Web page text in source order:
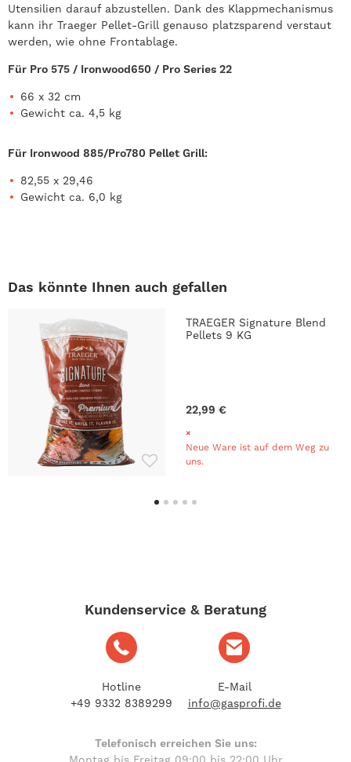
Utensilien darauf abzustellen. Dank des Klappmechanismus
kann ihr Traeger Pellet-Grill genauso platzsparend verstaut
werden, wie ohne Frontablage.
Für Pro 575 / Ironwood650 / Pro Series 22
66 x 32 cm
Gewicht ca. 4,5 kg
Für Ironwood 885/Pro780 Pellet Grill:
82,55 x 29,46
Gewicht ca. 6,0 kg
Das könnte Ihnen auch gefallen
TRAEGER Signature Blend
Pellets 9 KG
22,99 €
Neue Ware ist auf dem Weg zu
uns.
Kundenservice & Beratung
Hotline
+49 9332 8389299
E-Mail
info@gasprofi.de
Telefonisch erreichen Sie uns: